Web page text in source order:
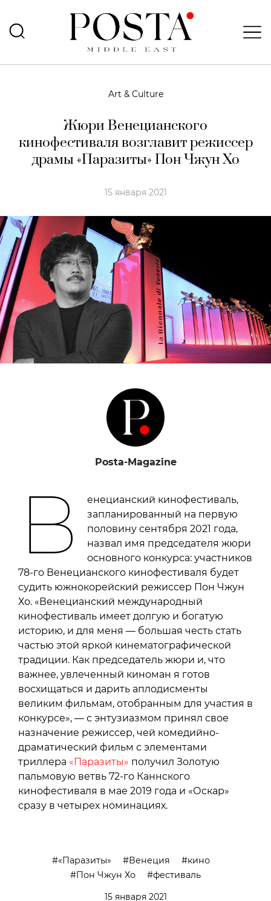
Art & Culture
Жюри Венецианского
кинофестиваля возглавит режиссер
драмы «Паразиты» Пон Чжун Хо
15 января 2021
Posta-Magazine
В
енецианский кинофестиваль,
запланированный на первую
половину сентября 2021 года,
назвал имя председателя жюри
основного конкурса: участников
78-го Венецианского кинофестиваля будет
судить южнокорейский режиссер Пон Чжун
Хо. «Венецианский международный
кинофестиваль имеет долгую и богатую
историю, и для меня — большая честь стать
частью этой яркой кинематографической
традиции. Как председатель жюри и, что
важнее, увлеченный киноман я готов
восхищаться и дарить аплодисменты
великим фильмам, отобранным для участия в
конкурсе», — с энтузиазмом принял свое
назначение режиссер, чей комедийно-
драматический фильм с элементами
триллера «Паразиты» получил Золотую
пальмовую ветвь 72-го Каннского
кинофестиваля в мае 2019 года и «Оскар»
сразу в четырех номинациях.
«Паразиты» Венеция
кино
Пон Чжун Хо
фестиваль
15 января 2021